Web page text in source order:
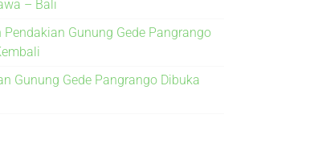
– Bali
Pendakian Gunung Gede Pangrango
Gunung Gede Pangrango Dibuka